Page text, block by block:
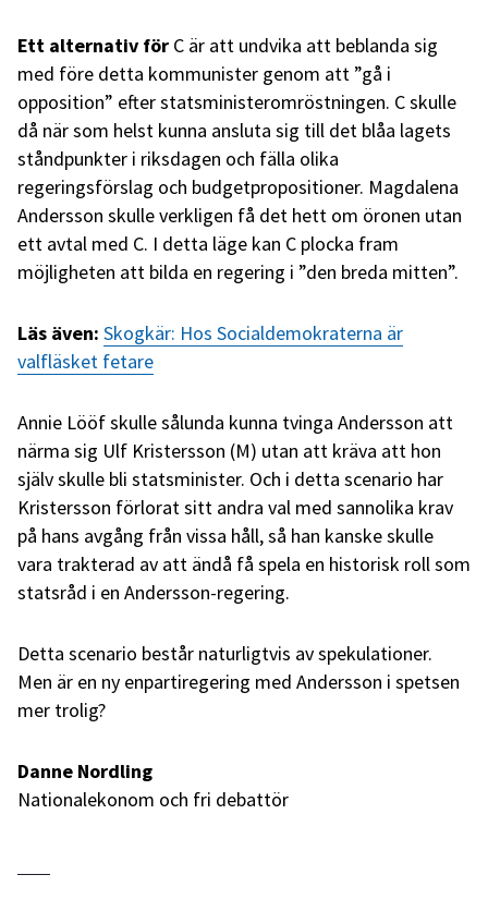
Ett alternativ för C är att undvika att beblanda sig
med före detta kommunister genom att ”gå i
opposition” efter statsministeromröstningen. C skulle
då när som helst kunna ansluta sig till det blåa lagets
ståndpunkter i riksdagen och fälla olika
regeringsförslag och budgetpropositioner. Magdalena
Andersson skulle verkligen få det hett om öronen utan
ett avtal med C. I detta läge kan C plocka fram
möjligheten att bilda en regering i ”den breda mitten”.
Läs även: Skogkär: Hos Socialdemokraterna är
valfläsket fetare
Annie Lööf skulle sålunda kunna tvinga Andersson att
närma sig Ulf Kristersson (M) utan att kräva att hon
själv skulle bli statsminister. Och i detta scenario har
Kristersson förlorat sitt andra val med sannolika krav
på hans avgång från vissa håll, så han kanske skulle
vara trakterad av att ändå få spela en historisk roll som
statsråd i en Andersson-regering.
Detta scenario består naturligtvis av spekulationer.
Men är en ny enpartiregering med Andersson i spetsen
mer trolig?
Danne Nordling
Nationalekonom och fri debattör